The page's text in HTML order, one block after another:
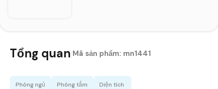
Tổng quan Mã sản phẩm: mn1441
Phòng ngủ
Phòng tắm
Diện tích